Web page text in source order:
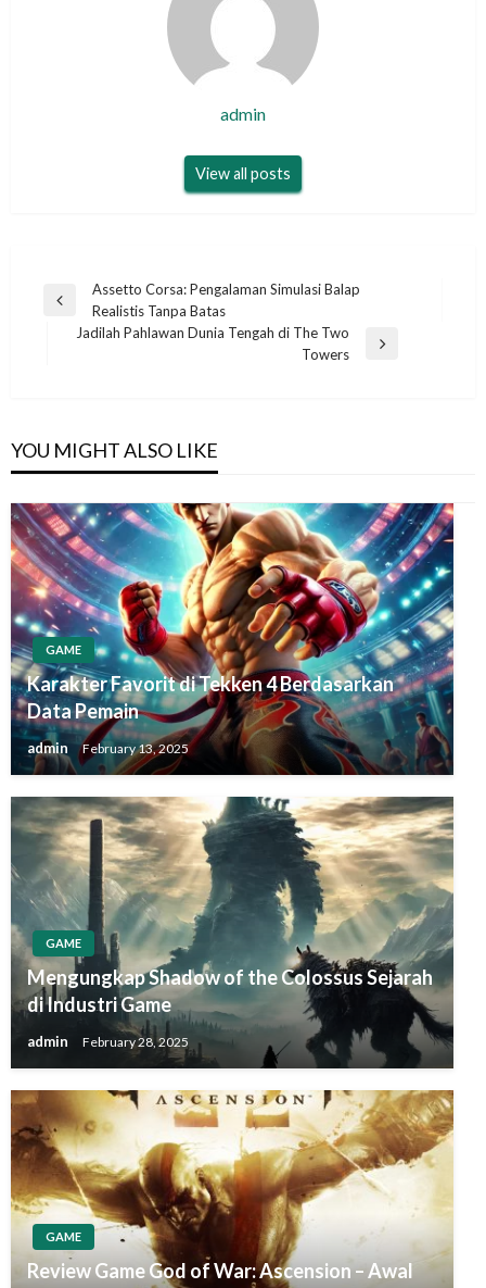
admin
View all posts
Post
navigation
Previous
Assetto Corsa: Pengalaman Simulasi Balap
Realistis Tanpa Batas
Jadilah Pahlawan Dunia Tengah di The Two
Towers
YOU MIGHT ALSO LIKE
GAME
Karakter Favorit di Tekken 4 Berdasarkan
Data Pemain
admin February 13, 2025
GAME
Mengungkap Shadow of the Colossus Sejarah
di Industri Game
admin February 28, 2025
GAME
Review Game God of War: Ascension – Awal